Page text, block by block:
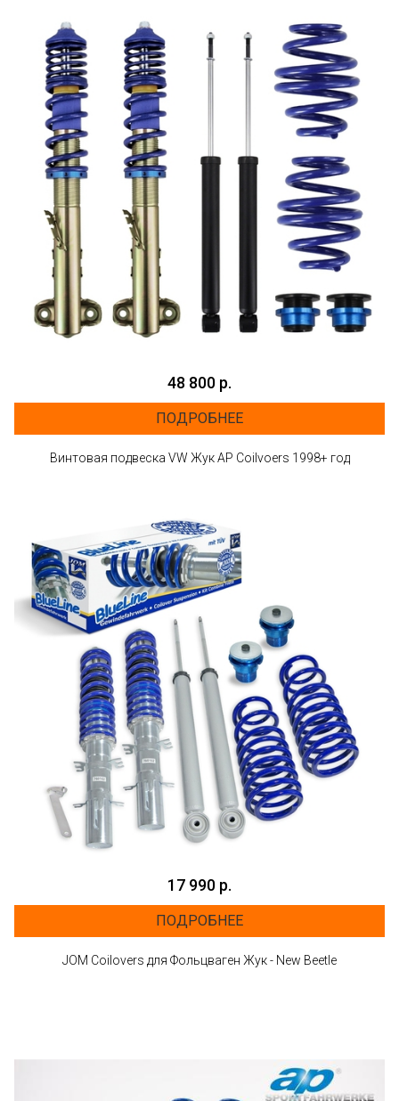
48 800 р.
ПОДРОБНЕЕ
Винтовая подвеска VW Жук AP Coilvoers 1998+ год
17 990 р.
ПОДРОБНЕЕ
JOM Coilovers для Фольцваген Жук - New Beetle